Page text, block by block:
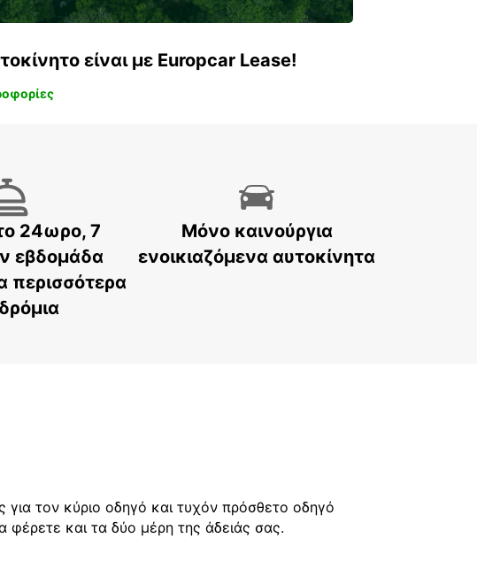
είναι με Europcar Lease!
24ωρο, 7
εβδομάδα
περισσότερα
Μόνο καινούργια
ενοικιαζόμενα αυτοκίνητα
για τον κύριο οδηγό και τυχόν πρόσθετο οδηγό
και τα δύο μέρη της άδειάς σας.